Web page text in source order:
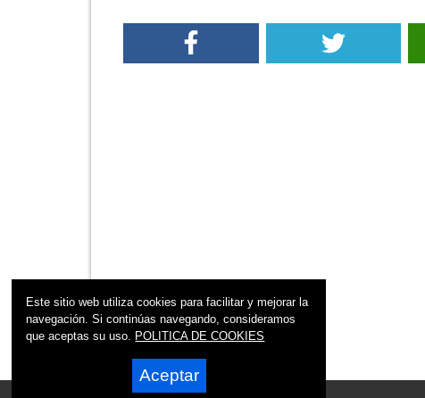
Este sitio web utiliza cookies para facilitar y mejorar la
navegación. Si continúas navegando, consideramos
que aceptas su uso. POLITICA DE COOKIES
Aceptar